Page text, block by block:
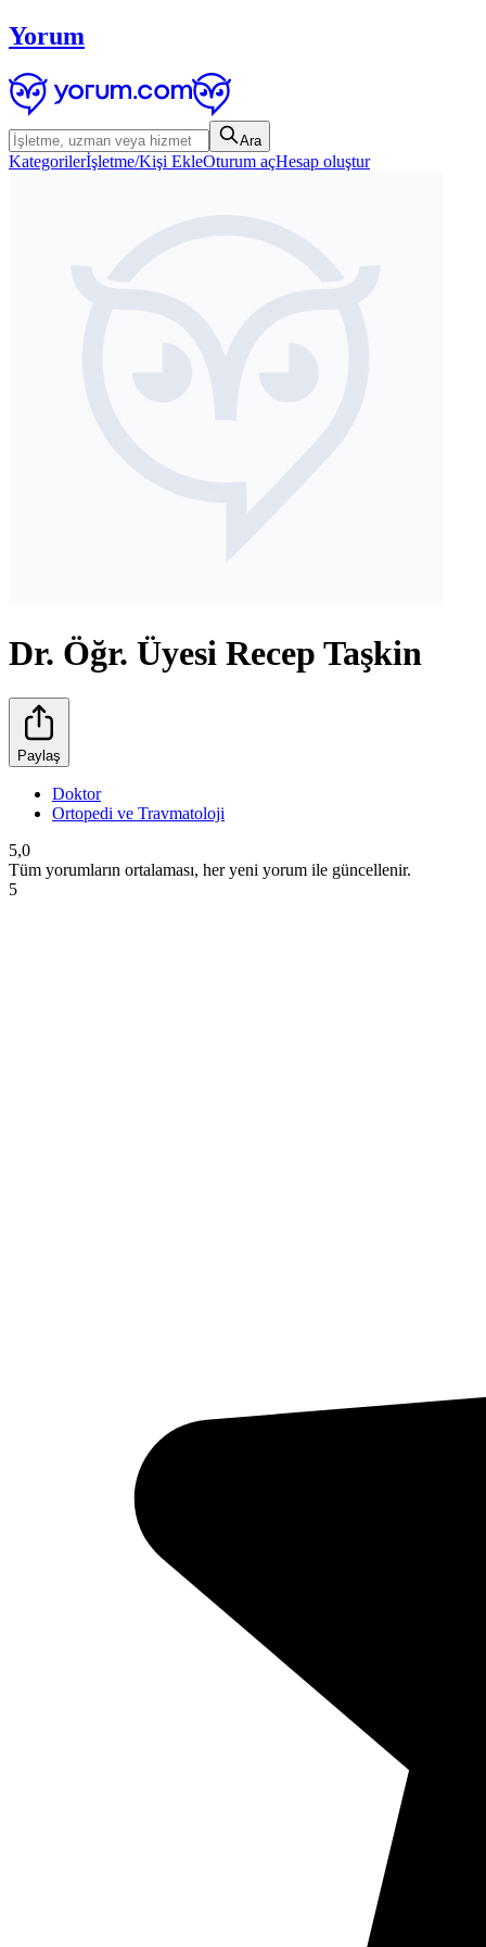
Yorum
Ara
Kategorilerİşletme/Kişi EkleOturum açHesap oluştur
Dr. Öğr. Üyesi Recep Taşkin
Paylaş
Doktor
Ortopedi ve Travmatoloji
5,0
Tüm yorumların ortalaması, her yeni yorum ile güncellenir.
5